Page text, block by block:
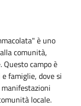
è uno
comunità,
Questo campo è
famiglie, dove si
locale.